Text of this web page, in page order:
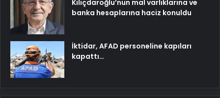
Kılıçdaroğlu’nun mal varlıklarına ve
banka hesaplarına haciz konuldu
İktidar, AFAD personeline kapıları
kapattı…